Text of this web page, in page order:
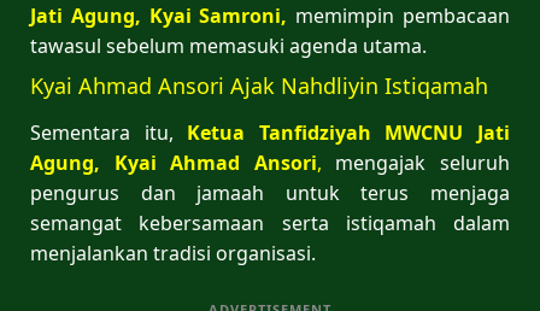
Jati Agung, Kyai Samroni, memimpin pembacaan
tawasul sebelum memasuki agenda utama.
Kyai Ahmad Ansori Ajak Nahdliyin Istiqamah
Sementara itu, Ketua Tanfidziyah MWCNU Jati
Agung, Kyai Ahmad Ansori, mengajak seluruh
pengurus dan jamaah untuk terus menjaga
semangat kebersamaan serta istiqamah dalam
menjalankan tradisi organisasi.